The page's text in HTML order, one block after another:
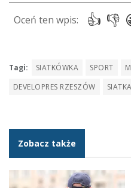
Tagi: SIATKÓWKA SPORT
DEVELOPRES RZESZÓW
Zobacz także